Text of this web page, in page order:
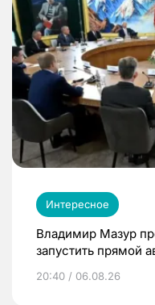
Интересное
Владимир Мазур
запустить прямой
20:40 / 06.08.26